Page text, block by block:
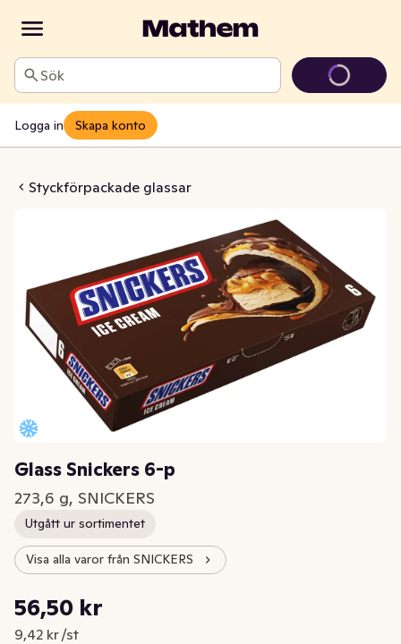
Sök
Logga in Skapa konto
Styckförpackade glassar
6-p
Glass Snickers 6-p
273,6 g, SNICKERS
Utgått ur sortimentet
Visa alla varor från SNICKERS
Nuvarande pris är: 56,50 kr
56,50 kr
9,42 kr /st
Styckpris: 9,42 kr /st